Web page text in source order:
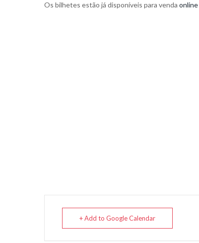
Os bilhetes estão já disponíveis para venda online
+ Add to Google Calendar